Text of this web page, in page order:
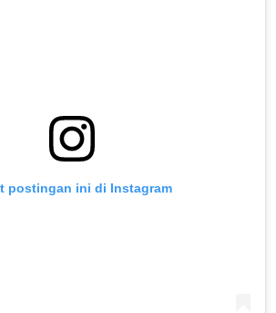
postingan ini di Instagram